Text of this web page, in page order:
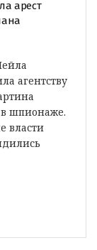
арест
агентству
шпионаже.
власти